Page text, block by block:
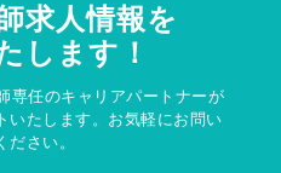
求人情報を
します！
専任のキャリアパートナーが
いたします。お気軽にお問い
ださい。